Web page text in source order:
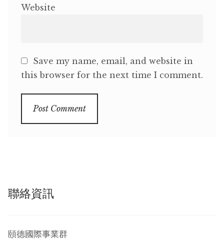
Website
Save my name, email, and website in
this browser for the next time I comment.
聯絡資訊
頤德國際事業群